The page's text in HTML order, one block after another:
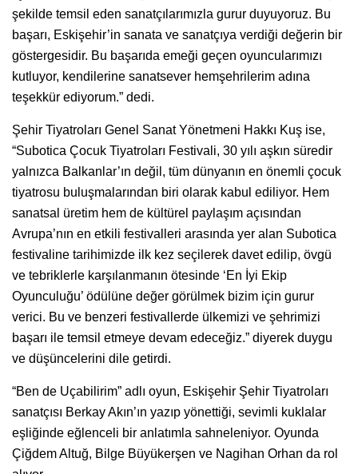
şekilde temsil eden sanatçılarımızla gurur duyuyoruz. Bu
başarı, Eskişehir’in sanata ve sanatçıya verdiği değerin bir
göstergesidir. Bu başarıda emeği geçen oyuncularımızı
kutluyor, kendilerine sanatsever hemşehrilerim adına
teşekkür ediyorum.” dedi.
Şehir Tiyatroları Genel Sanat Yönetmeni Hakkı Kuş ise,
“Subotica Çocuk Tiyatroları Festivali, 30 yılı aşkın süredir
yalnızca Balkanlar’ın değil, tüm dünyanın en önemli çocuk
tiyatrosu buluşmalarından biri olarak kabul ediliyor. Hem
sanatsal üretim hem de kültürel paylaşım açısından
Avrupa’nın en etkili festivalleri arasında yer alan Subotica
festivaline tarihimizde ilk kez seçilerek davet edilip, övgü
ve tebriklerle karşılanmanın ötesinde ‘En İyi Ekip
Oyunculuğu’ ödülüne değer görülmek bizim için gurur
verici. Bu ve benzeri festivallerde ülkemizi ve şehrimizi
başarı ile temsil etmeye devam edeceğiz.” diyerek duygu
ve düşüncelerini dile getirdi.
“Ben de Uçabilirim” adlı oyun, Eskişehir Şehir Tiyatroları
sanatçısı Berkay Akın’ın yazıp yönettiği, sevimli kuklalar
eşliğinde eğlenceli bir anlatımla sahneleniyor. Oyunda
Çiğdem Altuğ, Bilge Büyükerşen ve Nagihan Orhan da rol